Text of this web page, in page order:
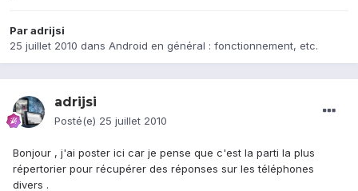
Paradrijsi
25 juillet 2010 dans Android en général : fonctionnement, etc.
adrijsi
Posté(e) 25 juillet 2010
Bonjour , j'ai poster ici car je pense que c'est la parti la plus
répertorier pour récupérer des réponses sur les téléphones
divers .